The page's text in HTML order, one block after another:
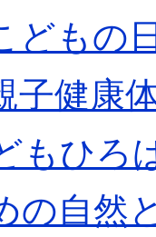
もの
健康
もひ
の自然